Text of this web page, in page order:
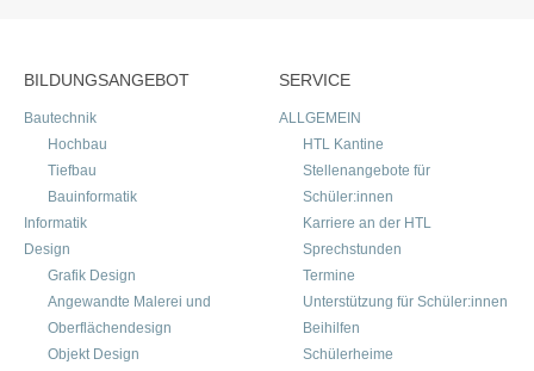
BILDUNGSANGEBOT
Bautechnik
Hochbau
Tiefbau
Bauinformatik
Informatik
Design
Grafik Design
Angewandte Malerei und
Oberflächendesign
Objekt Design
SERVICE
ALLGEMEIN
HTL Kantine
Stellenangebote für
Schüler:innen
Karriere an der HTL
Sprechstunden
Termine
Unterstützung für Schüler:innen
Beihilfen
Schülerheime